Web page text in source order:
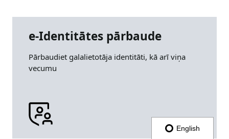
e-Identitātes pārbaude
Pārbaudiet galalietotāja identitāti, kā arī viņa
vecumu
English